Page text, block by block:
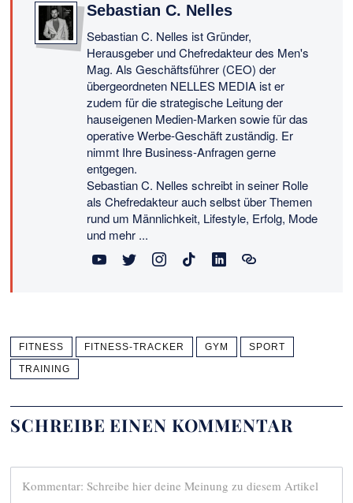
Sebastian C. Nelles
Sebastian C. Nelles ist Gründer,
Herausgeber und Chefredakteur des Men's
Mag. Als Geschäftsführer (CEO) der
übergeordneten NELLES MEDIA ist er
zudem für die strategische Leitung der
hauseigenen Medien-Marken sowie für das
operative Werbe-Geschäft zuständig. Er
nimmt Ihre Business-Anfragen gerne
entgegen.
Sebastian C. Nelles schreibt in seiner Rolle
als Chefredakteur auch selbst über Themen
rund um Männlichkeit, Lifestyle, Erfolg, Mode
und mehr ...
FITNESS FITNESS-TRACKER GYM
SPORT
TRAINING
SCHREIBE EINEN KOMMENTAR